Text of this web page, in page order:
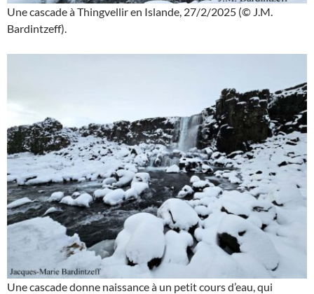
Une cascade à Thingvellir en Islande, 27/2/2025 (© J.M.
Bardintzeff).
Une cascade donne naissance à un petit cours d’eau, qui